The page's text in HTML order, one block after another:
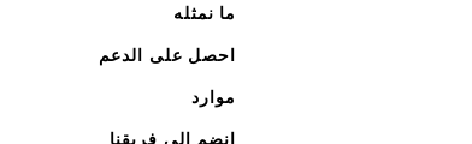
ما نمثله
احصل على الدعم
موارد
انضم إلى فريقنا